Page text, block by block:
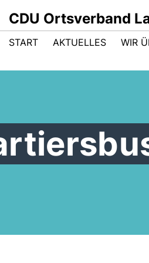
CDU Ortsverband
START AKTUELLES WIR